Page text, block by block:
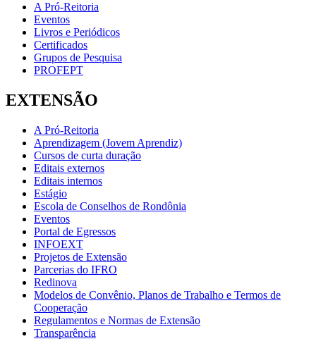
A Pró-Reitoria
Eventos
Livros e Periódicos
Certificados
Grupos de Pesquisa
PROFEPT
EXTENSÃO
A Pró-Reitoria
Aprendizagem (Jovem Aprendiz)
Cursos de curta duração
Editais externos
Editais internos
Estágio
Escola de Conselhos de Rondônia
Eventos
Portal de Egressos
INFOEXT
Projetos de Extensão
Parcerias do IFRO
Redinova
Modelos de Convênio, Planos de Trabalho e Termos de
Cooperação
Regulamentos e Normas de Extensão
Transparência